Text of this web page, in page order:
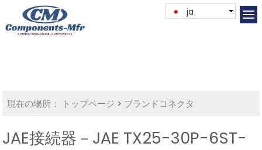
ja
現在の場所： トップページ > ブランドコネクタ
JAE接続器－JAE TX25-30P-6ST-